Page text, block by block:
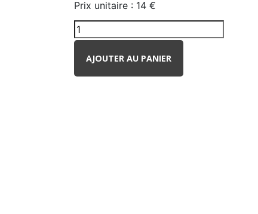
Prix unitaire : 14 €
AJOUTER AU PANIER